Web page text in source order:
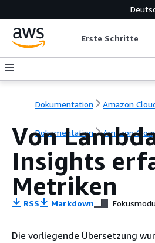
Erste Schritte
Dokumentation Amazon
Dokumentation Amazon
Von
Insights
Metriken
RSS Markdown
Die vorliegende Übersetzung